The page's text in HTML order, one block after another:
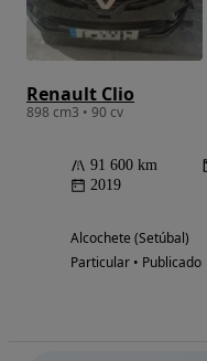
Renault Clio
898 cm3 • 90 cv
91 600 km
2019
Alcochete (Setúbal)
Particular • Publicado